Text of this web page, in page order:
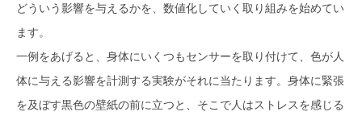
どういう影響を与えるかを、数値化していく取り組みを始めてい
ます。
一例をあげると、身体にいくつもセンサーを取り付けて、色が人
体に与える影響を計測する実験がそれに当たります。身体に緊張
を及ぼす黒色の壁紙の前に立つと、そこで人はストレスを感じる